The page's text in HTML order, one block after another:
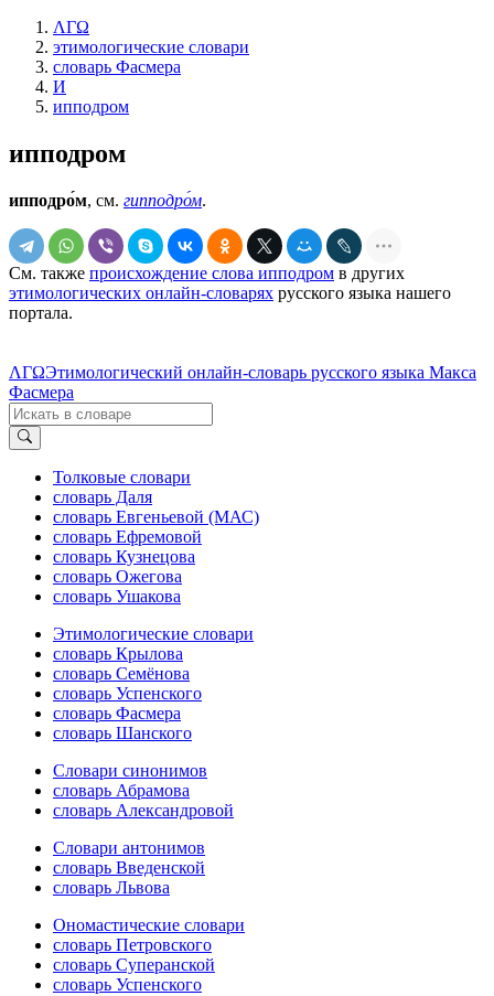
ΛΓΩ
этимологические словари
словарь Фасмера
И
ипподром
ипподром
ипподро́м, см. гипподро́м.
См. также происхождение слова ипподром в других
этимологических онлайн-словарях русского языка нашего
портала.
ΛΓΩЭтимологический онлайн-словарь русского языка Макса
Фасмера
Толковые словари
словарь Даля
словарь Евгеньевой (МАС)
словарь Ефремовой
словарь Кузнецова
словарь Ожегова
словарь Ушакова
Этимологические словари
словарь Крылова
словарь Семёнова
словарь Успенского
словарь Фасмера
словарь Шанского
Словари синонимов
словарь Абрамова
словарь Александровой
Словари антонимов
словарь Введенской
словарь Львова
Ономастические словари
словарь Петровского
словарь Суперанской
словарь Успенского